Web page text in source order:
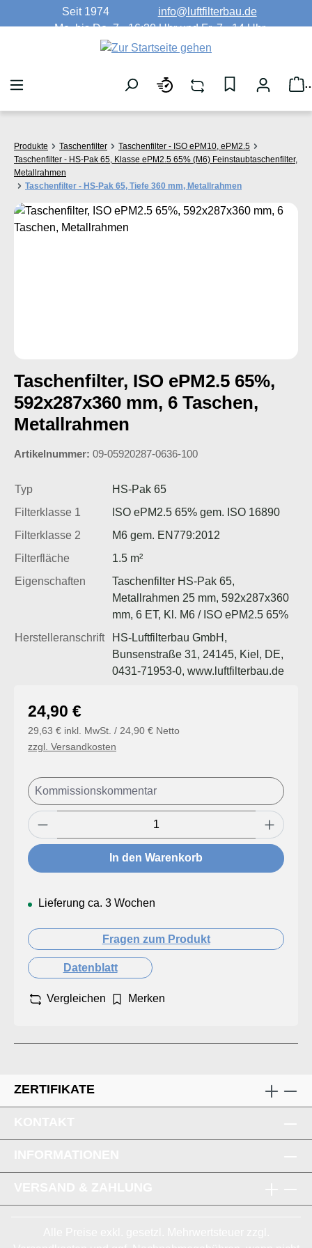
Zum Hauptinhalt springen
Seit 1974
info@luftfilterbau.de
Mo. bis Do. 7 - 16:30 Uhr und Fr. 7 - 14 Uhr
Produkte Taschenfilter
Taschenfilter - ISO ePM10, ePM2.5
Taschenfilter - HS-Pak 65, Klasse ePM2.5 65% (M6) Feinstaubtaschenfilter,
Metallrahmen
Taschenfilter - HS-Pak 65, Tiefe 360 mm, Metallrahmen
Bildergalerie überspringen
Taschenfilter, ISO ePM2.5 65%,
592x287x360 mm, 6 Taschen,
Metallrahmen
Artikelnummer: 09-05920287-0636-100
Typ
HS-Pak 65
Filterklasse 1
ISO ePM2.5 65% gem. ISO 16890
Filterklasse 2
M6 gem. EN779:2012
Filterfläche
1.5 m²
Eigenschaften
Taschenfilter HS-Pak 65,
Metallrahmen 25 mm, 592x287x360
mm, 6 ET, Kl. M6 / ISO ePM2.5 65%
Herstelleranschrift
HS-Luftfilterbau GmbH,
Bunsenstraße 31, 24145, Kiel, DE,
0431-71953-0, www.luftfilterbau.de
Regulärer Preis:
24,90 €
29,63 € inkl. MwSt. / 24,90 € Netto
zzgl. Versandkosten
Produkt Anzahl: Gib den gewünschten
In den Warenkorb
Lieferung ca. 3 Wochen
Fragen zum Produkt
Datenblatt
Vergleichen Merken
ZERTIFIKATE